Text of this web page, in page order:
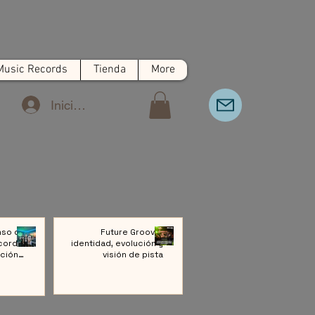
Records Tienda More
Iniciar sesión
de
a
Future Groove:
identidad, evolución y
visión de pista